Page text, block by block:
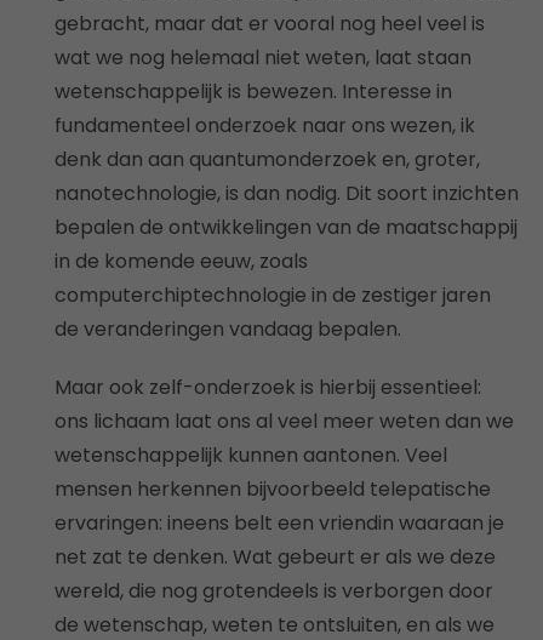
gebracht, maar dat er vooral nog heel veel is
wat we nog helemaal niet weten, laat staan
wetenschappelijk is bewezen. Interesse in
fundamenteel onderzoek naar ons wezen, ik
denk dan aan quantumonderzoek en, groter,
nanotechnologie, is dan nodig. Dit soort inzichten
bepalen de ontwikkelingen van de maatschappij
in de komende eeuw, zoals
computerchiptechnologie in de zestiger jaren
de veranderingen vandaag bepalen.
Maar ook zelf-onderzoek is hierbij essentieel:
ons lichaam laat ons al veel meer weten dan we
wetenschappelijk kunnen aantonen. Veel
mensen herkennen bijvoorbeeld telepatische
ervaringen: ineens belt een vriendin waaraan je
net zat te denken. Wat gebeurt er als we deze
wereld, die nog grotendeels is verborgen door
de wetenschap, weten te ontsluiten, en als we